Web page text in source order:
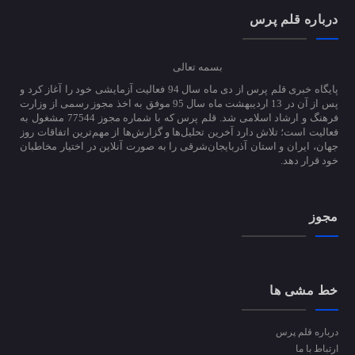
درباره قلم پرس
بسمه تعالی
پایگاه خبری قلم پرس از دی ماه سال 94 فعالیت آزمایشی خود را آغاز کرد و
پس از آن در 13 اردیبهشت ماه سال 95 موفق به اخذ مجوز رسمی از وزارت
فرهنگ و ارشاد اسلامی شد. قلم پرس که با شماره مجوز 77544 مشغول به
فعالیت است؛ تلاش دارد آخرین تحلیل‌ها و گزارش‌ها از مهم‌ترین اتفاقات روز
جهان، ایران و استان آذربایجان‌شرقی را به صورت آنلاین در اختیار مخاطبان
خود قرار دهد.
مجوز
خط مشی ها
درباره قلم پرس
ارتباط با ما